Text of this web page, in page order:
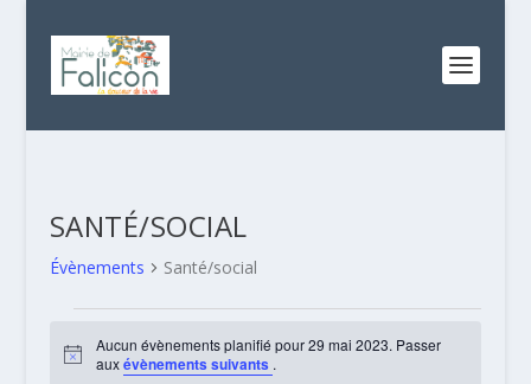
SANTÉ/SOCIAL
Évènements Santé/social
FOR
Notice
Aucun évènements planifié pour 29 mai 2023. Passer
auxévènements suivants .